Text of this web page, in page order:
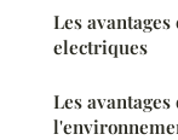
Les
electriques
Les